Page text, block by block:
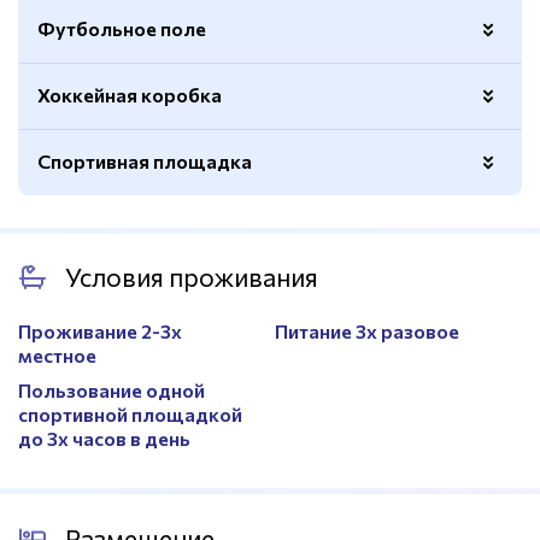
Количество дорожек
Вмещаемость
48 чел
Расположение
ФОК Победа, 100 м от СК Антей
Футбольное поле
Натуральный газон
Количество
2 поля
Хоккейная коробка
Ограждение Да
Спортивная площадка
Покрытие
Резина
Условия проживания
Проживание 2-3х
местное
Питание 3х разовое
Пользование одной
спортивной площадкой
до 3х часов в день